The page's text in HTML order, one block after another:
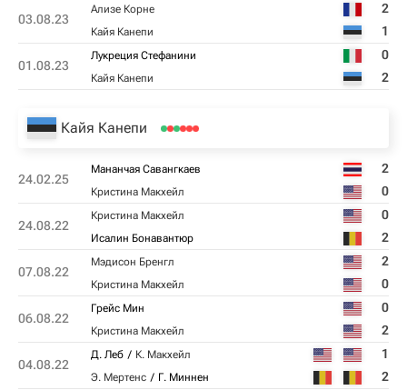
03.08.23
Ализе Корне 2
Кайя Канепи 1
01.08.23
Лукреция Стефанини 0
Кайя Канепи 2
Кайя Канепи
24.02.25
Мананчая Савангкаев 2
Кристина Макхейл 0
24.08.22
Кристина Макхейл 0
Исалин Бонавантюр 2
07.08.22
Мэдисон Бренгл 2
Кристина Макхейл 0
06.08.22
Грейс Мин 0
Кристина Макхейл 2
04.08.22
Д. Леб К. Макхейл 1
Э. Мертенс Г. Миннен 2